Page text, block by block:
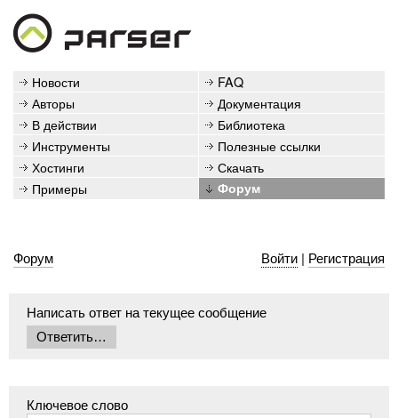
Новости
FAQ
Авторы
Документация
В действии
Библиотека
Инструменты
Полезные ссылки
Хостинги
Скачать
Примеры
Форум
Форум Войти| Регистрация
Написать ответ на текущее сообщение
Ключевое слово